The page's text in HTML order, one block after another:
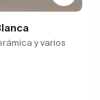
y varios